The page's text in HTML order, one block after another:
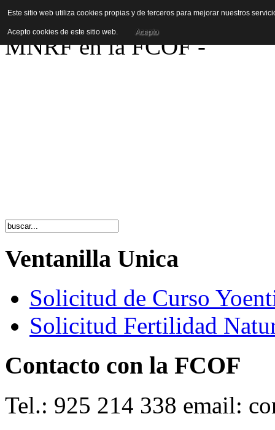
You are here: Página
MNRF en la FCOF -
Ventanilla Unica
Solicitud de Curso
Solicitud Fertilidad
Contacto con la FCOF
Tel.: 925 214 338 email:
Este sitio web utiliza cookies propias y de terceros para mejorar nuestros
Acepto cookies de este sitio web. Acepto